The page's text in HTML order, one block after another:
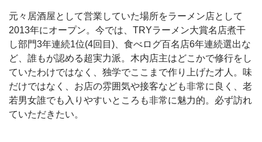
元々居酒屋として営業していた場所をラーメン店として
2013年にオープン。今では、TRYラーメン大賞名店煮干
し部門3年連続1位(4回目)、食べログ百名店6年連続選出な
ど、誰もが認める超実力派。木内店主はどこかで修行をし
ていたわけではなく、独学でここまで作り上げた才人。味
だけではなく、お店の雰囲気や接客なども非常に良く、老
若男女誰でも入りやすいところも非常に魅力的。必ず訪れ
ていただきたい。